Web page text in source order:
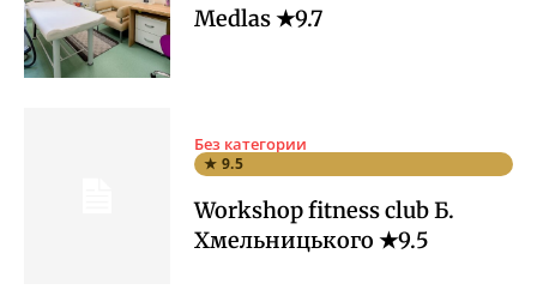
Medlas ★9.7
Без категории
★ 9.5
Workshop fitness club Б.
Хмельницького ★9.5